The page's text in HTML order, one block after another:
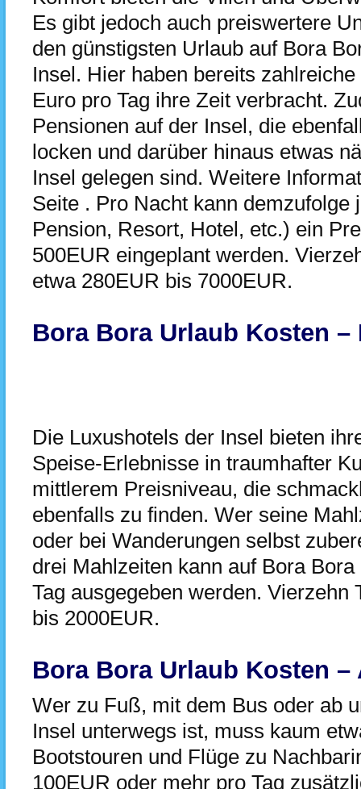
Es gibt jedoch auch preiswertere
den günstigsten Urlaub auf Bora
Insel. Hier haben bereits
Euro pro Tag ihre Zeit verbracht.
Pensionen auf der Insel, die
locken und darüber hinaus etwas
Insel gelegen sind. Weitere
Seite . Pro Nacht kann
Pension, Resort, Hotel, etc.) ein
500EUR eingeplant werden.
etwa 280EUR bis 7000EUR.
Bora Bora Urlaub Kosten –
Die Luxushotels der Insel bieten
Speise-Erlebnisse in traumhafter
mittlerem Preisniveau, die
ebenfalls zu finden. Wer seine
oder bei Wanderungen selbst
drei Mahlzeiten kann auf Bora
Tag ausgegeben werden. Vierzehn
bis 2000EUR.
Bora Bora Urlaub Kosten –
Wer zu Fuß, mit dem Bus oder ab
Insel unterwegs ist, muss kaum
Bootstouren und Flüge zu
100EUR oder mehr pro Tag